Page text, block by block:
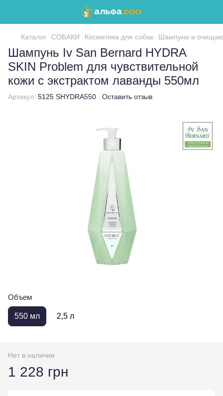
Каталог СОБАКИ Косметика для собак Шампуни и
Шампунь Iv San Bernard HYDRA
SKIN Problem для чувствительной
кожи с экстрактом лаванды 550мл
Артикул: 5125 SHYDRA550 Оставить отзыв
Объем
550 мл 2,5 л
Нет в наличии
1 228 грн